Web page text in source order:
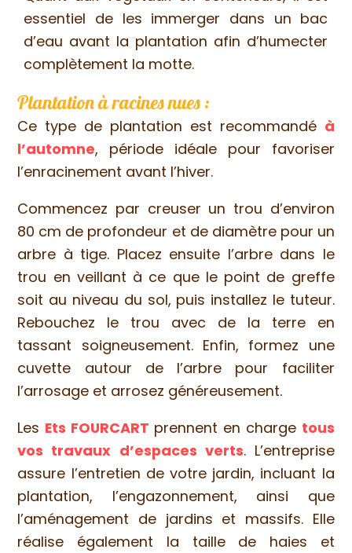
essentiel de les immerger dans un bac
d’eau avant la plantation afin d’humecter
complètement la motte.
Plantation à racines nues :
Ce type de plantation est recommandé à
l’automne, période idéale pour favoriser
l’enracinement avant l’hiver.
Commencez par creuser un trou d’environ
80 cm de profondeur et de diamètre pour un
arbre à tige. Placez ensuite l’arbre dans le
trou en veillant à ce que le point de greffe
soit au niveau du sol, puis installez le tuteur.
Rebouchez le trou avec de la terre en
tassant soigneusement. Enfin, formez une
cuvette autour de l’arbre pour faciliter
l’arrosage et arrosez généreusement.
Les Ets FOURCART prennent en charge tous
vos travaux d’espaces verts. L’entreprise
assure l’entretien de votre jardin, incluant la
plantation, l’engazonnement, ainsi que
l’aménagement de jardins et massifs. Elle
réalise également la taille de haies et